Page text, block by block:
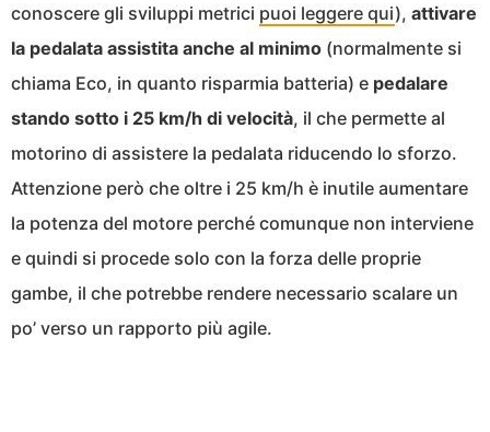
conoscere gli sviluppi metrici puoi leggere qui), attivare
la pedalata assistita anche al minimo (normalmente si
chiama Eco, in quanto risparmia batteria) e pedalare
stando sotto i 25 km/h di velocità, il che permette al
motorino di assistere la pedalata riducendo lo sforzo.
Attenzione però che oltre i 25 km/h è inutile aumentare
la potenza del motore perché comunque non interviene
e quindi si procede solo con la forza delle proprie
gambe, il che potrebbe rendere necessario scalare un
po’ verso un rapporto più agile.